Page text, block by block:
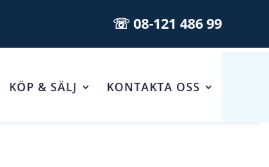
☏ 08-121 486 99
KÖP & SÄLJ KONTAKTA OSS